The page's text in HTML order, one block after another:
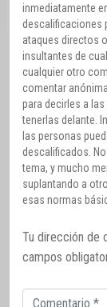
inmediatamente
descalificaciones
ataques directos
insultantes de
cualquier otro
comentar
para decirles a
tenerlas delante.
las personas
descalificados.
tema, y mucho
suplantando a
esas normas
Tu dirección de
campos
Comentario